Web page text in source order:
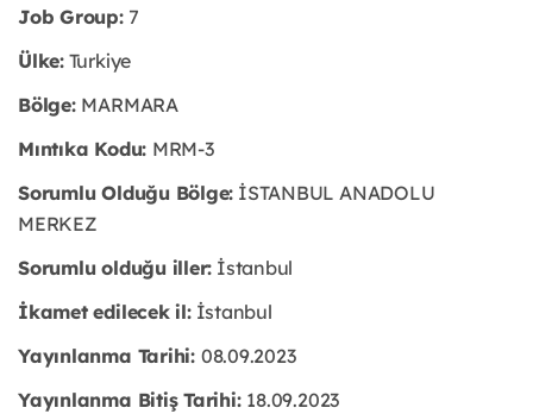
Job Group:7
Ülke:Turkiye
Bölge: MARMARA
Mıntıka Kodu: MRM-3
Sorumlu Olduğu Bölge: İSTANBUL ANADOLU
MERKEZ
Sorumlu olduğu iller: İstanbul
İkamet edilecek il:İstanbul
Yayınlanma Tarihi: 08.09.2023
Yayınlanma Bitiş Tarihi: 18.09.2023